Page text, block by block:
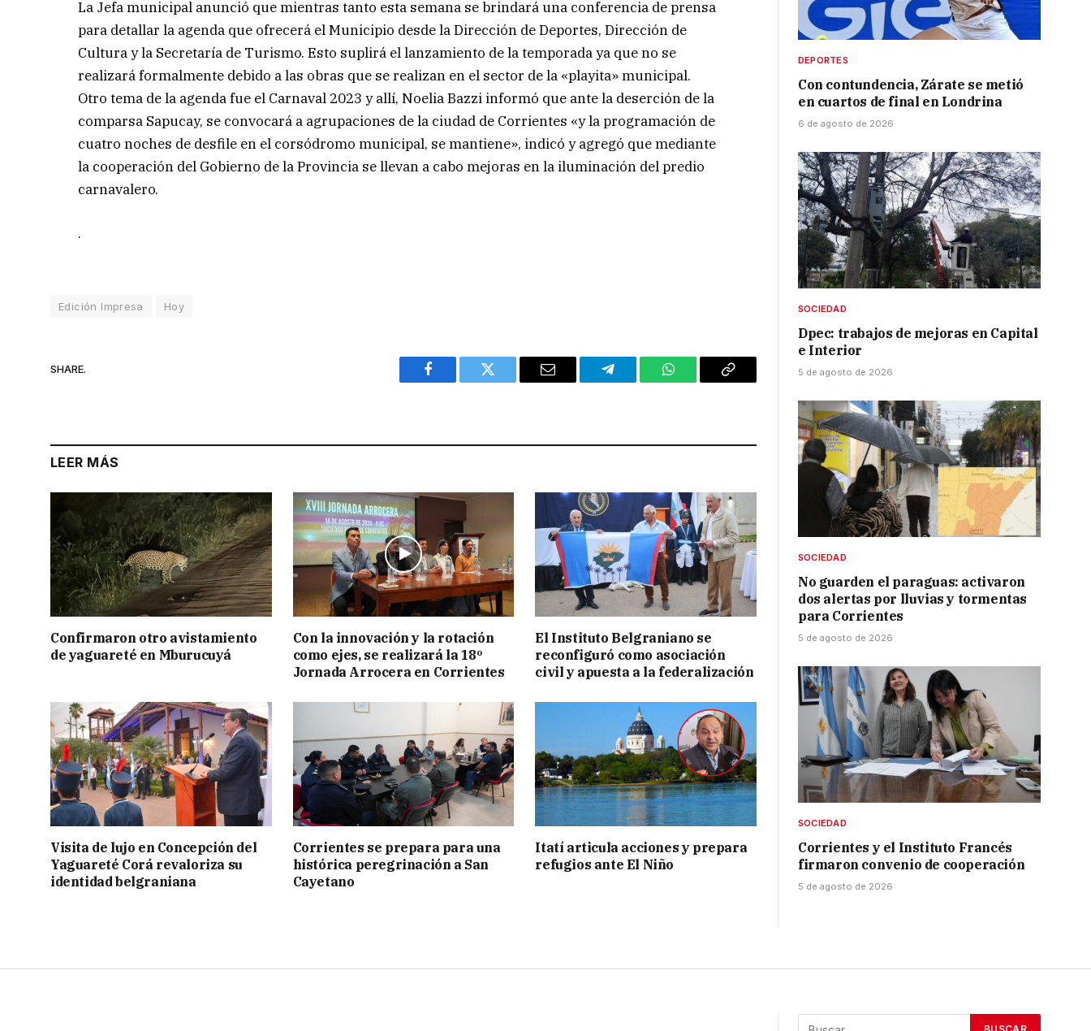
La Jefa municipal anunció que mientras tanto esta semana se brindará una conferencia de prensa
para detallar la agenda que ofrecerá el Municipio desde la Dirección de Deportes, Dirección de
Cultura y la Secretaría de Turismo. Esto suplirá el lanzamiento de la temporada ya que no se
realizará formalmente debido a las obras que se realizan en el sector de la «playita» municipal.
Otro tema de la agenda fue el Carnaval 2023 y allí, Noelia Bazzi informó que ante la deserción de la
comparsa Sapucay, se convocará a agrupaciones de la ciudad de Corrientes «y la programación de
cuatro noches de desfile en el corsódromo municipal, se mantiene», indicó y agregó que mediante
la cooperación del Gobierno de la Provincia se llevan a cabo mejoras en la iluminación del predio
carnavalero.
.
Edición Impresa Hoy
SHARE.
Facebook Twitter Email Telegram WhatsAppCopy
LEER MÁS
Confirmaron otro avistamiento
de yaguareté en Mburucuyá
Con la innovación y la rotación
como ejes, se realizará la 18º
Jornada Arrocera en Corrientes
El Instituto Belgraniano se
reconfiguró como asociación
civil y apuesta a la federalización
Visita de lujo en Concepción del
Yaguareté Corá revaloriza su
identidad belgraniana
Corrientes se prepara para una
histórica peregrinación a San
Cayetano
Itatí articula acciones y prepara
refugios ante El Niño
DEPORTES
Con contundencia, Zárate se metió
en cuartos de final en Londrina
6 de agosto de 2026
SOCIEDAD
Dpec: trabajos de mejoras en Capital
e Interior
5 de agosto de 2026
SOCIEDAD
No guarden el paraguas: activaron
dos alertas por lluvias y tormentas
para Corrientes
5 de agosto de 2026
SOCIEDAD
Corrientes y el Instituto Francés
firmaron convenio de cooperación
5 de agosto de 2026